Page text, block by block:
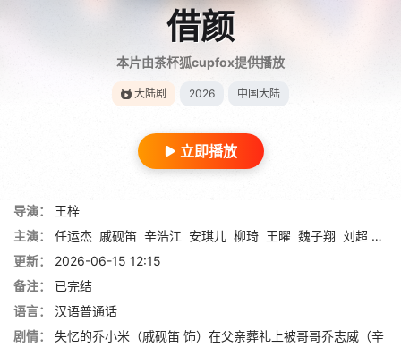
借颜
本片由茶杯狐cupfox提供播放
大陆剧 2026 中国大陆
立即播放
导演：
王梓
主演：
任运杰 戚砚笛 辛浩江 安琪儿 柳琦 王曜 魏子翔 刘超 Chao Liu
更新：
2026-06-15 12:15
备注：
已完结
语言：
汉语普通话
剧情：
失忆的乔小米（戚砚笛 饰）在父亲葬礼上被哥哥乔志威（辛